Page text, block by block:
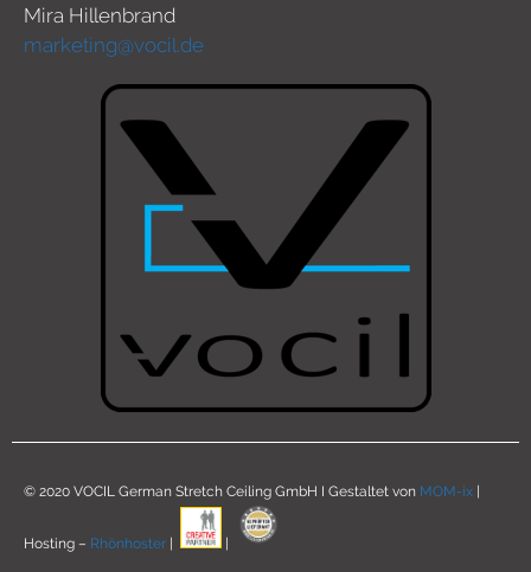
Mira Hillenbrand
marketing@vocil.de
© 2020 VOCIL German Stretch Ceiling GmbH I Gestaltet von MOM-ix
Hosting – Rhönhoster